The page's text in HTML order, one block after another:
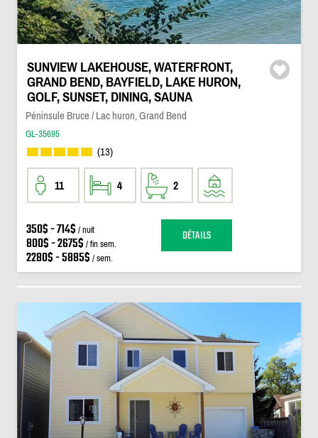
SUNVIEW LAKEHOUSE, WATERFRONT,
GRAND BEND, BAYFIELD, LAKE HURON,
GOLF, SUNSET, DINING, SAUNA
Péninsule Bruce / Lac huron, Grand Bend
GL-35695
(13)
11 4 2
350$ - 714$ / nuit
800$ - 2675$ / fin sem.
2280$ - 5885$ / sem.
DÉTAILS